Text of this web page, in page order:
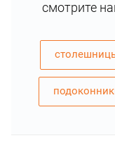
смотрите